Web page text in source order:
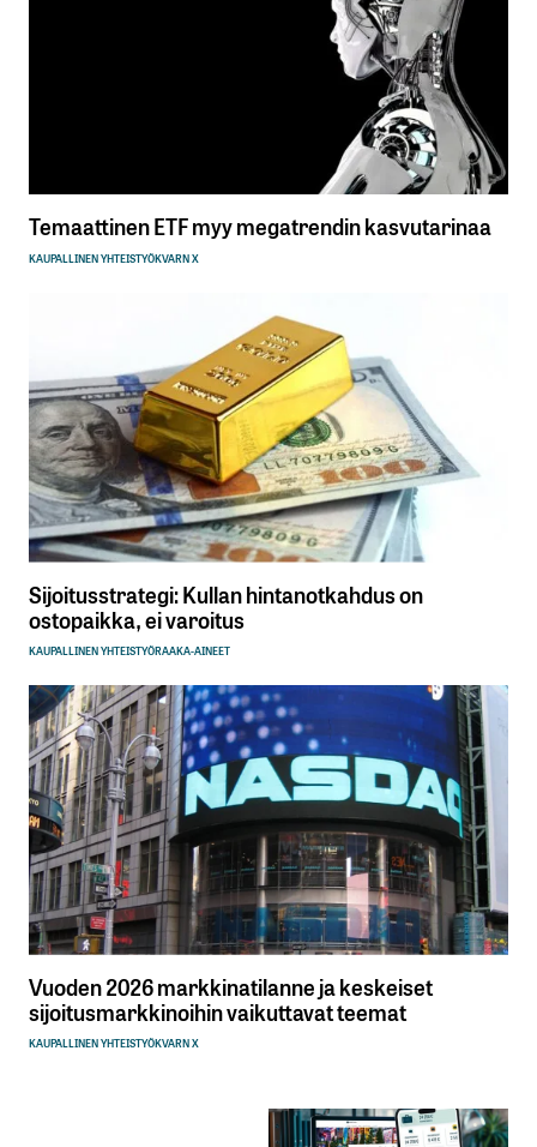
Temaattinen ETF myy megatrendin kasvutarinaa
KAUPALLINEN YHTEISTYÖKVARN X
Sijoitusstrategi: Kullan hintanotkahdus on
ostopaikka, ei varoitus
KAUPALLINEN YHTEISTYÖRAAKA-AINEET
Vuoden 2026 markkinatilanne ja keskeiset
sijoitusmarkkinoihin vaikuttavat teemat
KAUPALLINEN YHTEISTYÖKVARN X